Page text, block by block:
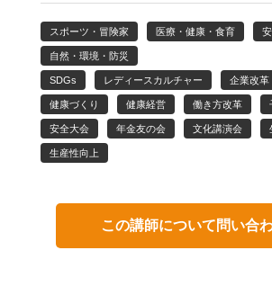
スポーツ・冒険家 医療・健康・食育
自然・環境・防災
SDGs レディースカルチャー 企業改革
健康づくり 健康経営 働き方改革
安全大会 年金友の会 文化講演会
生産性向上
この講師について問い合